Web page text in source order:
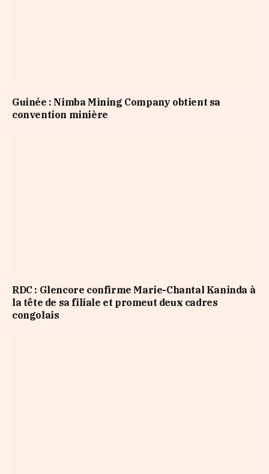
Guinée : Nimba Mining Company obtient sa
convention minière
RDC : Glencore confirme Marie-Chantal Kaninda à
la tête de sa filiale et promeut deux cadres
congolais